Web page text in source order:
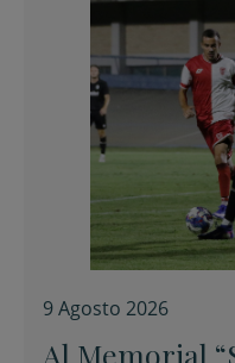
9 Agosto 2026
Al Memorial